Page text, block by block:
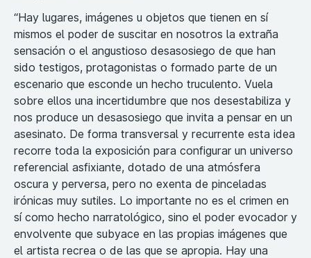
“Hay lugares, imágenes u objetos que tienen en sí
mismos el poder de suscitar en nosotros la extraña
sensación o el angustioso desasosiego de que han
sido testigos, protagonistas o formado parte de un
escenario que esconde un hecho truculento. Vuela
sobre ellos una incertidumbre que nos desestabiliza y
nos produce un desasosiego que invita a pensar en un
asesinato. De forma transversal y recurrente esta idea
recorre toda la exposición para configurar un universo
referencial asfixiante, dotado de una atmósfera
oscura y perversa, pero no exenta de pinceladas
irónicas muy sutiles. Lo importante no es el crimen en
sí como hecho narratológico, sino el poder evocador y
envolvente que subyace en las propias imágenes que
el artista recrea o de las que se apropia. Hay una